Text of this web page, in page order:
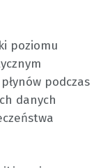
poziomu
podczas
danych